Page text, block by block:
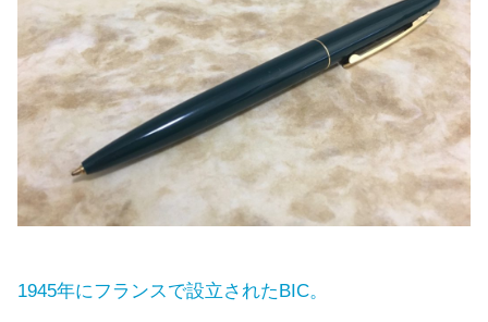
1945年にフランスで設立されたBIC。